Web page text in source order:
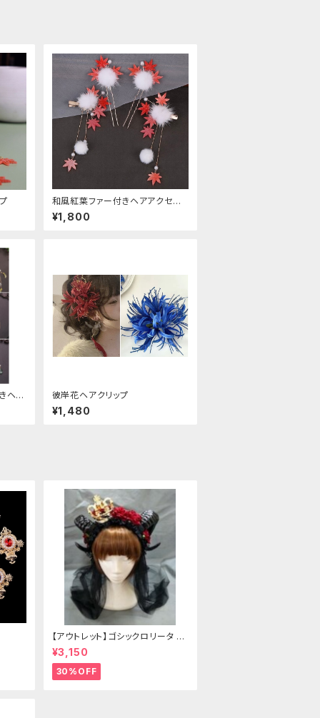
和風紅葉ファー付きヘアアクセサ
リー
¥1,800
ヘア 彼岸花ヘアクリップ
¥1,480
【アウトレット】ゴシックロリータ ゴ
ールドクラウン＆ホーン(ヴェール
付き)
¥3,150
30%OFF